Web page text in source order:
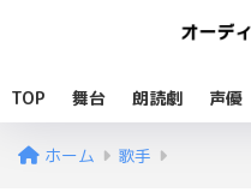
TOP 舞台 朗読劇 声優
ホーム 歌手